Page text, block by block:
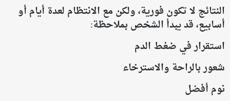
النتائج لا تكون فورية، ولكن مع الانتظام لعدة أيام أو
أسابيع، قد يبدأ الشخص بملاحظة:
استقرار في ضغط الدم
شعور بالراحة والاسترخاء
نوم أفضل